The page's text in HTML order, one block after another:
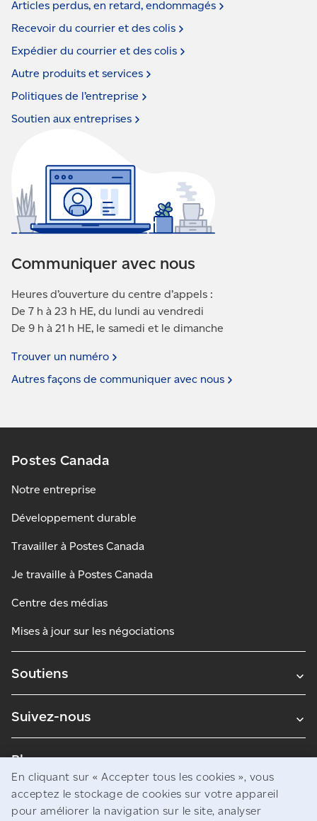
Articles perdus, en retard, endommagés
Recevoir du courrier et des colis
Expédier du courrier et des colis
Autre produits et services
Politiques de l’entreprise
Soutien aux entreprises
Communiquer avec nous
Heures d’ouverture du centre d’appels :
De 7 h à 23 h HE, du lundi au vendredi
De 9 h à 21 h HE, le samedi et le dimanche
Trouver un numéro
Autres façons de communiquer avec nous
Postes Canada
Notre entreprise
Développement durable
Travailler à Postes Canada
Je travaille à Postes Canada
Centre des médias
Mises à jour sur les négociations
Soutiens
Suivez-nous
Blogues
Avis juridiques
En cliquant sur « Accepter tous les cookies », vous
acceptez le stockage de cookies sur votre appareil
pour améliorer la navigation sur le site, analyser